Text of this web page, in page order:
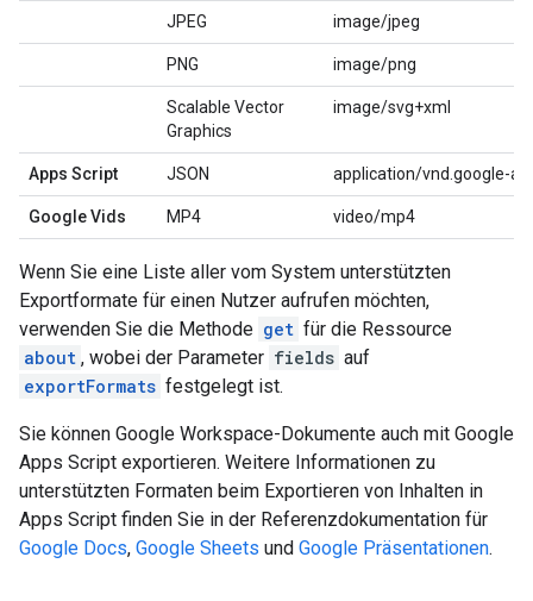
JPEG image/jpeg
PNG image/png
Scalable Vector
Graphics
image/svg+xml
Apps Script JSON application/vnd.google-
Google Vids MP4 video/mp4
Wenn Sie eine Liste aller vom System unterstützten
Exportformate für einen Nutzer aufrufen möchten,
verwenden Sie die Methode get für die Ressource
about , wobei der Parameter fields auf
exportFormats festgelegt ist.
Sie können Google Workspace-Dokumente auch mit Google
Apps Script exportieren. Weitere Informationen zu
unterstützten Formaten beim Exportieren von Inhalten in
Apps Script finden Sie in der Referenzdokumentation für
Google Docs, Google Sheets und Google Präsentationen.